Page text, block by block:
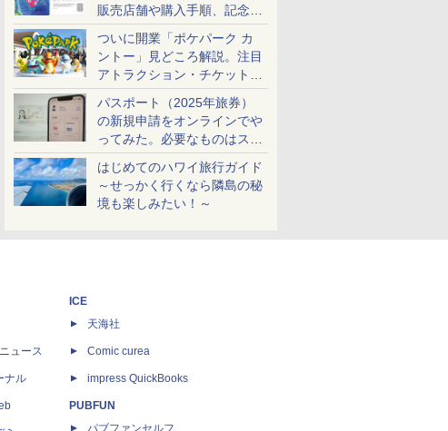
販売店舗や購入手順、記念チ
ケットも解説
ついに開業「ポケパーク カ
ントー」見どころ解説。注目
アトラクション・チケット手
配・来場前に必要な準備は？
パスポート（2025年旅券）
の新規申請をオンラインでや
ってみた。必要なものはスマ
ホとマイナカードのみ
はじめてのハワイ旅行ガイド
～せっかく行くなら隣島の秘
境も楽しみたい！～
ュース
ナル
ICE
天海社
Comic curea
impress QuickBooks
PUBFUN
パブファンセルフ